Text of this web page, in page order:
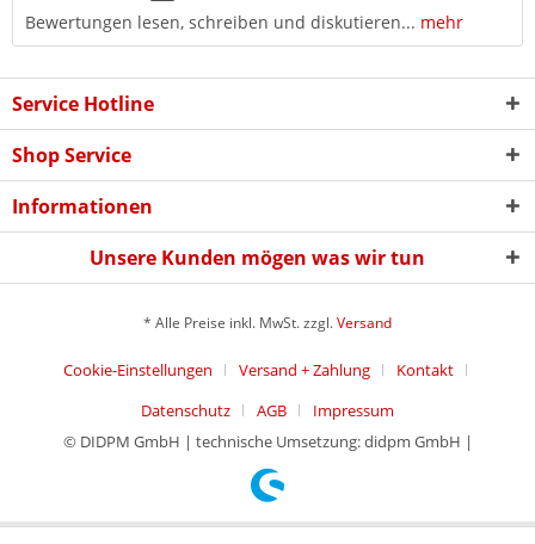
Bewertungen lesen, schreiben und diskutieren... mehr
Service Hotline
Shop Service
Informationen
Unsere Kunden mögen was wir tun
* Alle Preise inkl. MwSt. zzgl.Versand
Cookie-Einstellungen Versand + Zahlung
Kontakt
Datenschutz
AGB
Impressum
© DIDPM GmbH | technische Umsetzung: didpm GmbH |